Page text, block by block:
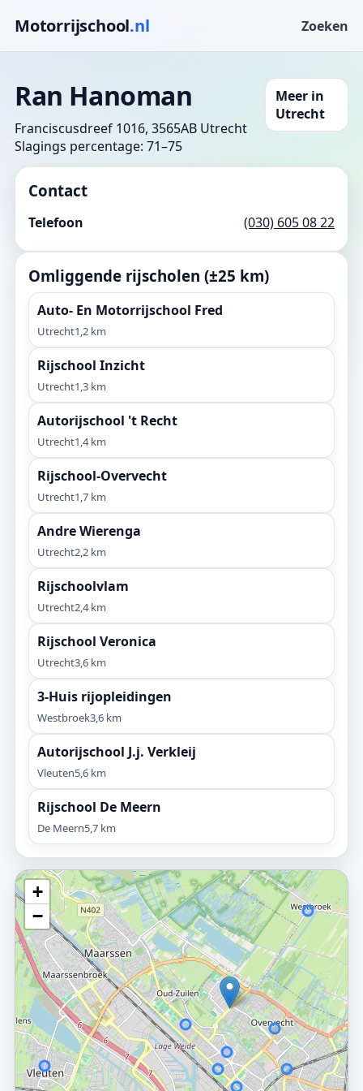
Motorrijschool.nl Zoeken
Ran Hanoman
Franciscusdreef 1016, 3565AB Utrecht
Slagings percentage: 71–75
Meer in
Utrecht
Contact
Telefoon (030) 605 08 22
Omliggende rijscholen (±25 km)
Auto- En Motorrijschool Fred
Utrecht1,2 km
Rijschool Inzicht
Utrecht1,3 km
Autorijschool 't Recht
Utrecht1,4 km
Rijschool-Overvecht
Utrecht1,7 km
Andre Wierenga
Utrecht2,2 km
Rijschoolvlam
Utrecht2,4 km
Rijschool Veronica
Utrecht3,6 km
3-Huis rijopleidingen
Westbroek3,6 km
Autorijschool J.j. Verkleij
Vleuten5,6 km
Rijschool De Meern
De Meern5,7 km
+
−